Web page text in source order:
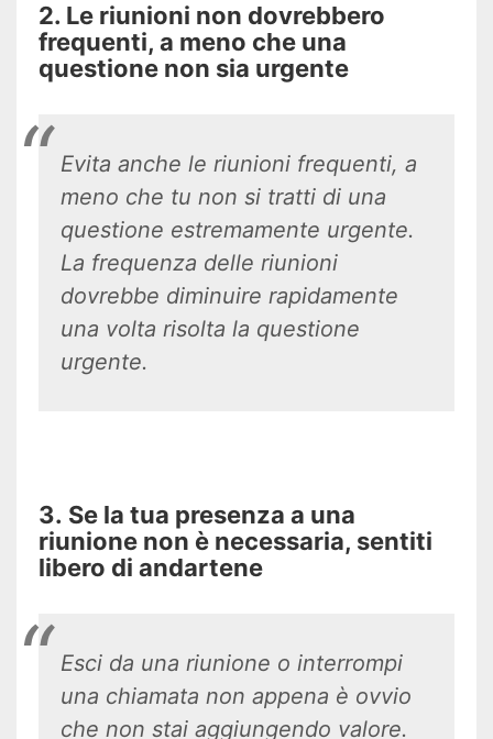
2. Le riunioni non dovrebbero
frequenti, a meno che una
questione non sia urgente
Evita anche le riunioni frequenti, a
meno che tu non si tratti di una
questione estremamente urgente.
La frequenza delle riunioni
dovrebbe diminuire rapidamente
una volta risolta la questione
urgente.
3. Se la tua presenza a una
riunione non è necessaria, sentiti
libero di andartene
Esci da una riunione o interrompi
una chiamata non appena è ovvio
che non stai aggiungendo valore.